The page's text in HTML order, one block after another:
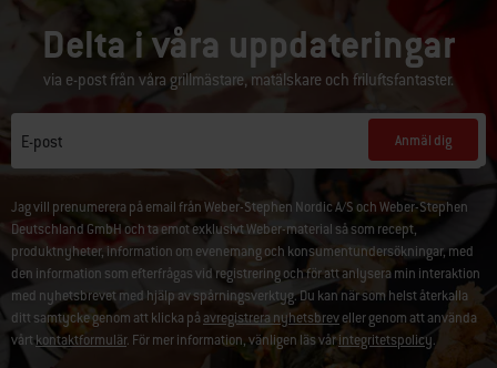
Delta i våra uppdateringar
via e-post från våra grillmästare, matälskare och friluftsfantaster.
E-post Anmäl dig
Jag vill prenumerera på email från Weber-Stephen Nordic A/S och Weber-Stephen
Deutschland GmbH och ta emot exklusivt Weber-material så som recept,
produktnyheter, information om evenemang och konsumentundersökningar, med
den information som efterfrågas vid registrering och för att anlysera min interaktion
med nyhetsbrevet med hjälp av spårningsverktyg. Du kan när som helst återkalla
ditt samtycke genom att klicka på avregistrera nyhetsbreveller genom att använda
vårt kontaktformulär. För mer information, vänligen läs vårintegritetspolicy.